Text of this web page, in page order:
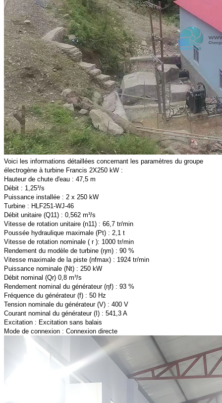
Voici les informations détaillées concernant les paramètres du groupe
électrogène à turbine Francis 2X250 kW :
Hauteur de chute d'eau : 47,5 m
Débit : 1,25³/s
Puissance installée : 2 x 250 kW
Turbine : HLF251-WJ-46
Débit unitaire (Q11) : 0,562 m³/s
Vitesse de rotation unitaire (n11) : 66,7 tr/min
Poussée hydraulique maximale (Pt) : 2,1 t
Vitesse de rotation nominale ( r ): 1000 tr/min
Rendement du modèle de turbine (ηm) : 90 %
Vitesse maximale de la piste (nfmax) : 1924 tr/min
Puissance nominale (Nt) : 250 kW
Débit nominal (Qr) 0,8 m³/s
Rendement nominal du générateur (ηf) : 93 %
Fréquence du générateur (f) : 50 Hz
Tension nominale du générateur (V) : 400 V
Courant nominal du générateur (I) : 541,3 A
Excitation : Excitation sans balais
Mode de connexion : Connexion directe